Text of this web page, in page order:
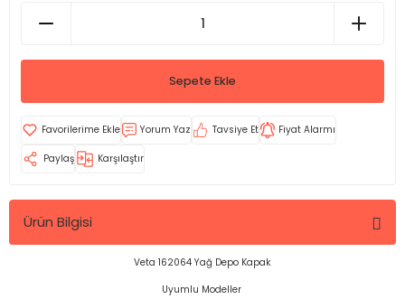
Sepete Ekle
Yorum Yaz Tavsiye Et Fiyat Alarmı
Paylaş Karşılaştır
Ürün Bilgisi
Veta 162064 Yağ Depo Kapak
Uyumlu Modeller